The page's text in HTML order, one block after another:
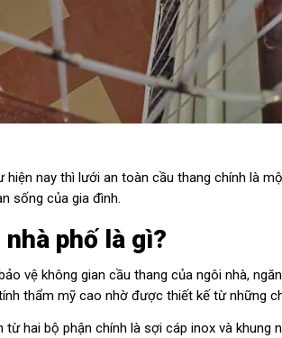
nay thì lưới an toàn cầu thang chính là
sống của gia đình.
phố là gì?
vệ không gian cầu thang của ngôi nhà,
thẩm mỹ cao nhờ được thiết kế từ những
hai bộ phận chính là sợi cáp inox và khung